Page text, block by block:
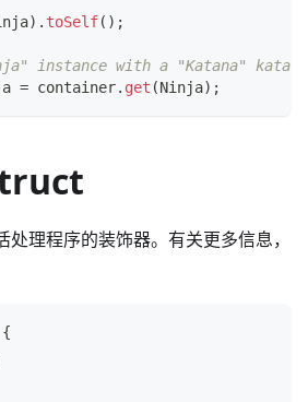
) . toSelf( ) ;
instance with a "Katana"
= container. get (Ninja) ;
理程序的装饰器。有关更多信息，
{